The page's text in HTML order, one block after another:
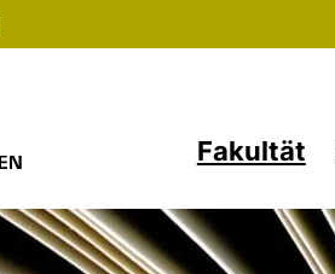
Fakultät